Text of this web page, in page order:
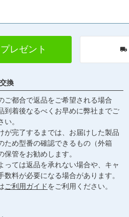
レゼント
換
ご都合で返品をご希望される場合
到着後なるべくお早めに弊社までご
い。
が完了するまでは、お届けした製品
ため型番の確認できるもの（外箱
保管をお勧めします。
っては返品を承れない場合や、キャ
数料が必要になる場合があります。
ご利用ガイドをご利用ください。